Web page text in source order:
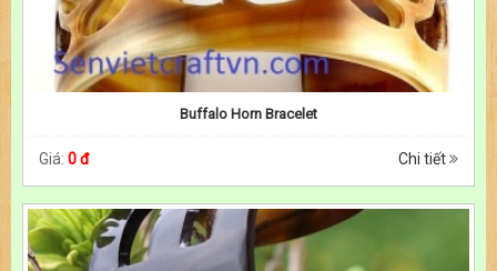
Buffalo Horn Bracelet
Giá: 0 đ Chi tiết